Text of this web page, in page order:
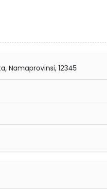
Namaprovinsi, 12345